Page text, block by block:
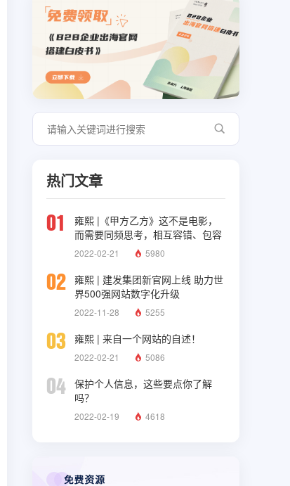
热门文章
01
雍熙 |《甲方乙方》这不是电影，
而需要同频思考，相互容错、包容
与理解
2022-02-21 5980
02 雍熙 | 建发集团新官网上线 助力世
界500强网站数字化升级
2022-11-28 5255
03 雍熙 | 来自一个网站的自述！
2022-02-21 5086
04
保护个人信息，这些要点你了解
吗？
2022-02-19 4618